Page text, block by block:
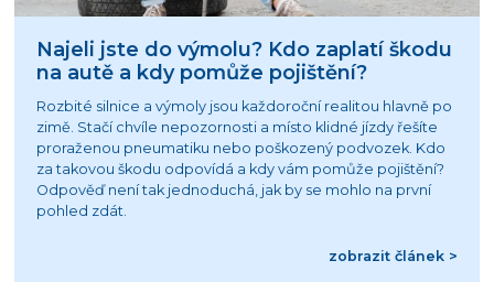
Najeli jste do výmolu? Kdo zaplatí škodu
na autě a kdy pomůže pojištění?
Rozbité silnice a výmoly jsou každoroční realitou hlavně po
zimě. Stačí chvíle nepozornosti a místo klidné jízdy řešíte
proraženou pneumatiku nebo poškozený podvozek. Kdo
za takovou škodu odpovídá a kdy vám pomůže pojištění?
Odpověď není tak jednoduchá, jak by se mohlo na první
pohled zdát.
zobrazit článek >